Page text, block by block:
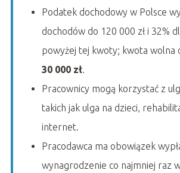
Podatek dochodowy w Polsce
dochodów do 120 000 zł i 32%
powyżej tej kwoty; kwota wolna
30 000 zł.
Pracownicy mogą korzystać z
takich jak ulga na dzieci,
internet.
Pracodawca ma obowiązek
wynagrodzenie co najmniej raz